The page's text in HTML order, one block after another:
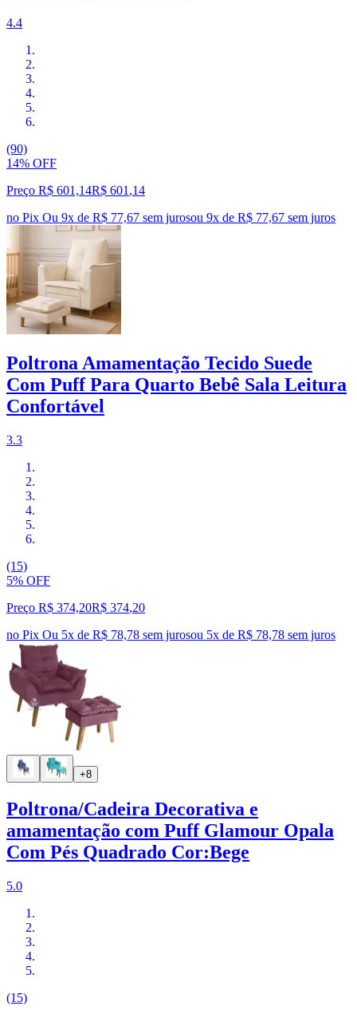
4.4
(90)
14% OFF
Preço R$ 601,14R$ 601 ,14
no Pix Ou 9x de R$ 77,67 sem jurosou 9x de R$ 77,67 sem juros
Poltrona Amamentação Tecido Suede
Com Puff Para Quarto Bebê Sala Leitura
Confortável
3.3
(15)
5% OFF
Preço R$ 374,20R$ 374,20
no Pix Ou 5x de R$ 78,78 sem jurosou 5x de R$ 78,78 sem juros
+8
Poltrona/Cadeira Decorativa e
amamentação com Puff Glamour Opala
Com Pés Quadrado Cor:Bege
5.0
(15)